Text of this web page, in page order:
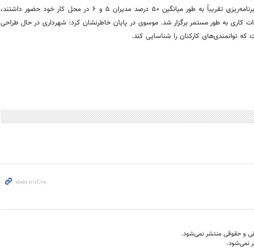
وی گفت: از ابتدای جنگ دوازده روزه، در حوزه معاونت برنامه‌ریزی تقریباً به طور میانگین ۵۰ درصد مدیران ۵ و ۶ در محل کار خود حضور داشتند،
کاری به طور مستمر برگزار شد. موسوی در پایان خاطرنشان کرد: شهرداری در حال طراحی
توانمندی‌های کارکنان را شناسایی کند.
و حقوقی منتشر نمی‌شود.
نمی‌شود.